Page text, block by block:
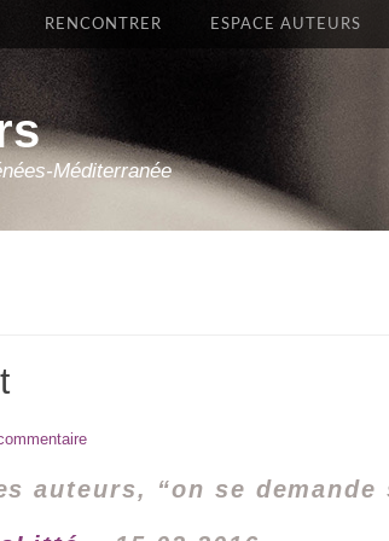
Méditerranée
RENCONTRER ESPACE AUTEURS
auteurs, “on se demande